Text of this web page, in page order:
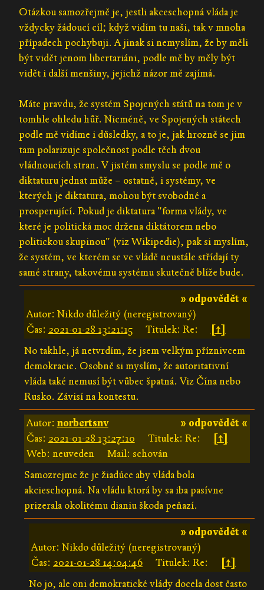
Otázkou samozřejmě je, jestli akceschopná vláda je
vždycky žádoucí cíl; když vidím tu naši, tak v mnoha
případech pochybuji. A jinak si nemyslím, že by měli
být vidět jenom libertariáni, podle mě by měly být
vidět i další menšiny, jejichž názor mě zajímá.
Máte pravdu, že systém Spojených států na tom je v
tomhle ohledu hůř. Nicméně, ve Spojených státech
podle mě vidíme i důsledky, a to je, jak hrozně se jim
tam polarizuje společnost podle těch dvou
vládnoucích stran. V jistém smyslu se podle mě o
diktaturu jednat může – ostatně, i systémy, ve
kterých je diktatura, mohou být svobodné a
prosperující. Pokud je diktatura "forma vlády, ve
které je politická moc držena diktátorem nebo
politickou skupinou" (viz Wikipedie), pak si myslím,
že systém, ve kterém se ve vládě neustále střídají ty
samé strany, takovému systému skutečně blíže bude.
» odpovědět «
Autor: Nikdo důležitý (neregistrovaný)
Čas: 2021-01-28 13:21:15 Titulek: Re:
[↑]
No takhle, já netvrdím, že jsem velkým příznivcem
demokracie. Osobně si myslím, že autoritativní
vláda také nemusí být vůbec špatná. Viz Čína nebo
Rusko. Závisí na kontestu.
» odpovědět «
Autor:norbertsnv
Čas: 2021-01-28 13:27:10 Titulek: Re:
[↑]
Web: neuveden
Mail: schován
Samozrejme že je žiadúce aby vláda bola
akcieschopná. Na vládu ktorá by sa iba pasívne
prizerala okolitému dianiu škoda peňazí.
» odpovědět «
Autor: Nikdo důležitý (neregistrovaný)
Čas: 2021-01-28 14:04:46 Titulek: Re:
[↑]
No jo, ale oni demokratické vlády docela dost často